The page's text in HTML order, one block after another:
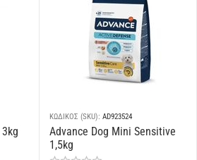
ΚΩΔΙΚΟΣ (SKU): AD923524
Advance Dog Mini Sensitive
1,5kg